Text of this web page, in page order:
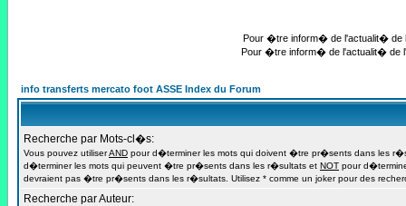
Pour �tre inform� de l'actualit� de
Pour �tre inform� de l'actualit� de
info transferts mercato foot ASSE Index du Forum
Recherche par Mots-cl�s:
Vous pouvez utiliserAND pour d�terminer les mots qui doivent �tre pr�sents dans les
d�terminer les mots qui peuvent �tre pr�sents dans les r�sultats et NOT pour
devraient pas �tre pr�sents dans les r�sultats. Utilisez * comme un joker pour des
Recherche par Auteur: